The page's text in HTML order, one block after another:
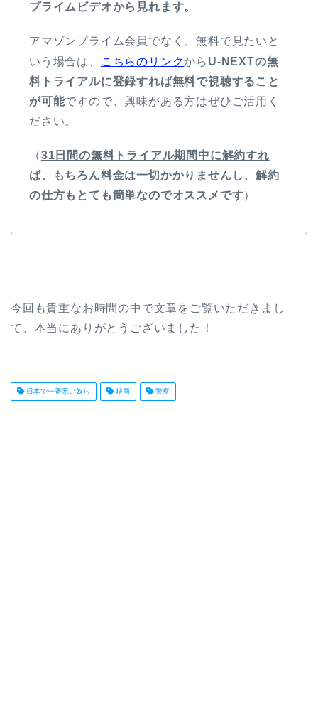
プライムビデオから見れます。
アマゾンプライム会員でなく、無料で見たいと
いう場合は、
こちらのリンクから U-NEXTの無
料トライアルに登録すれば無料で視聴すること
が可能ですので、興味がある方はぜひご活用く
ださい。
（31日間の無料トライアル期間中に解約すれ
ば、もちろん料金は一切かかりませんし、解約
の仕方もとても簡単なのでオススメです）
今回も貴重なお時間の中で文章をご覧いただきまし
て、本当にありがとうございました！
日本で一番悪い奴ら 映画 警察